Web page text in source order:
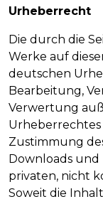
Urheberrecht
Die durch die
Werke auf
deutschen
Bearbeitung,
Verwertung
Zustimmung
Downloads und
privaten, nicht
Soweit die